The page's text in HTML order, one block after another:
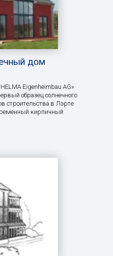
дом
Eigenheimbau AG»
образец солнечного
строительства в Лэрте
кирпичный